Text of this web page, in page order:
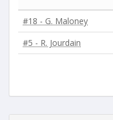
#18 - G. Maloney
#5 - R. Jourdain